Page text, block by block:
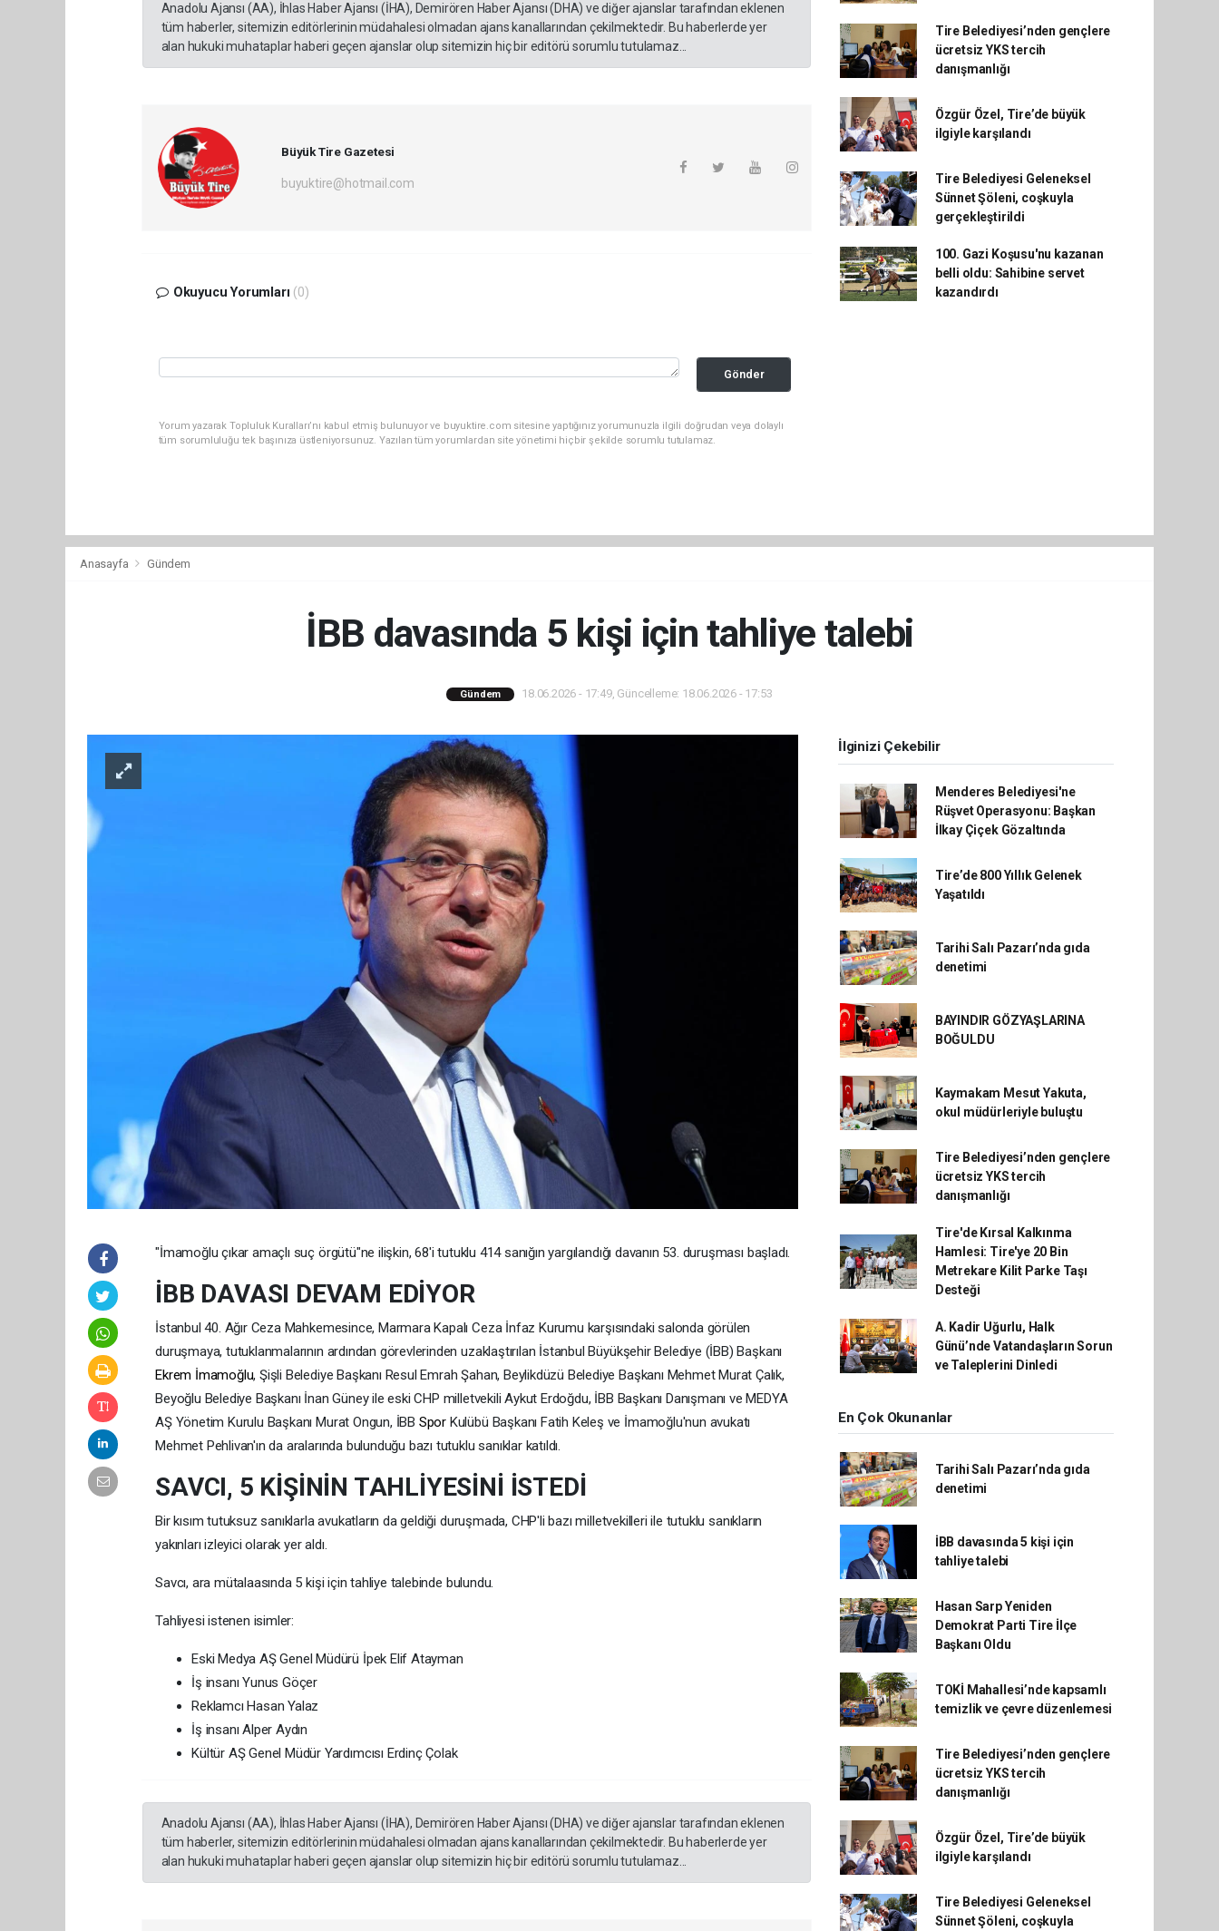
Anadolu Ajansı (AA), İhlas Haber Ajansı (İHA), Demirören Haber Ajansı (DHA) ve diğer ajanslar tarafından eklenen
tüm haberler, sitemizin editörlerinin müdahalesi olmadan ajans kanallarından çekilmektedir. Bu haberlerde yer
alan hukuki muhataplar haberi geçen ajanslar olup sitemizin hiç bir editörü sorumlu tutulamaz...
Büyük Tire Gazetesi
buyuktire@hotmail.com
Okuyucu Yorumları (0)
Gönder
Yorum yazarak Topluluk Kuralları’nı kabul etmiş bulunuyor ve buyuktire.com sitesine yaptığınız yorumunuzla ilgili doğrudan veya dolaylı
tüm sorumluluğu tek başınıza üstleniyorsunuz. Yazılan tüm yorumlardan site yönetimi hiçbir şekilde sorumlu tutulamaz.
Tire Belediyesi’nden gençlere
ücretsiz YKS tercih
danışmanlığı
Özgür Özel, Tire’de büyük
ilgiyle karşılandı
Tire Belediyesi Geleneksel
Sünnet Şöleni, coşkuyla
gerçekleştirildi
100. Gazi Koşusu'nu kazanan
belli oldu: Sahibine servet
kazandırdı
Anasayfa Gündem
İBB davasında 5 kişi için tahliye talebi
Gündem 18.06.2026 - 17:49, Güncelleme: 18.06.2026 - 17:53
"İmamoğlu çıkar amaçlı suç örgütü"ne ilişkin, 68'i tutuklu 414 sanığın yargılandığı davanın 53. duruşması başladı.
İBB DAVASI DEVAM EDİYOR
İstanbul 40. Ağır Ceza Mahkemesince, Marmara Kapalı Ceza İnfaz Kurumu karşısındaki salonda görülen
duruşmaya, tutuklanmalarının ardından görevlerinden uzaklaştırılan İstanbul Büyükşehir Belediye (İBB) Başkanı
Ekrem İmamoğlu, Şişli Belediye Başkanı Resul Emrah Şahan, Beylikdüzü Belediye Başkanı Mehmet Murat Çalık,
Beyoğlu Belediye Başkanı İnan Güney ile eski CHP milletvekili Aykut Erdoğdu, İBB Başkanı Danışmanı ve MEDYA
AŞ Yönetim Kurulu Başkanı Murat Ongun, İBB Spor Kulübü Başkanı Fatih Keleş ve İmamoğlu'nun avukatı
Mehmet Pehlivan'ın da aralarında bulunduğu bazı tutuklu sanıklar katıldı.
SAVCI, 5 KİŞİNİN TAHLİYESİNİ İSTEDİ
Bir kısım tutuksuz sanıklarla avukatların da geldiği duruşmada, CHP'li bazı milletvekilleri ile tutuklu sanıkların
yakınları izleyici olarak yer aldı.
Savcı, ara mütalaasında 5 kişi için tahliye talebinde bulundu.
Tahliyesi istenen isimler:
Eski Medya AŞ Genel Müdürü İpek Elif Atayman
İş insanı Yunus Göçer
Reklamcı Hasan Yalaz
İş insanı Alper Aydın
Kültür AŞ Genel Müdür Yardımcısı Erdinç Çolak
Anadolu Ajansı (AA), İhlas Haber Ajansı (İHA), Demirören Haber Ajansı (DHA) ve diğer ajanslar tarafından eklenen
tüm haberler, sitemizin editörlerinin müdahalesi olmadan ajans kanallarından çekilmektedir. Bu haberlerde yer
alan hukuki muhataplar haberi geçen ajanslar olup sitemizin hiç bir editörü sorumlu tutulamaz...
İlginizi Çekebilir
Menderes Belediyesi'ne
Rüşvet Operasyonu: Başkan
İlkay Çiçek Gözaltında
Tire’de 800 Yıllık Gelenek
Yaşatıldı
Tarihi Salı Pazarı’nda gıda
denetimi
BAYINDIR GÖZYAŞLARINA
BOĞULDU
Kaymakam Mesut Yakuta,
okul müdürleriyle buluştu
Tire Belediyesi’nden gençlere
ücretsiz YKS tercih
danışmanlığı
Tire'de Kırsal Kalkınma
Hamlesi: Tire'ye 20 Bin
Metrekare Kilit Parke Taşı
Desteği
A. Kadir Uğurlu, Halk
Günü’nde Vatandaşların Sorun
ve Taleplerini Dinledi
En Çok Okunanlar
Tarihi Salı Pazarı’nda gıda
denetimi
İBB davasında 5 kişi için
tahliye talebi
Hasan Sarp Yeniden
Demokrat Parti Tire İlçe
Başkanı Oldu
TOKİ Mahallesi’nde kapsamlı
temizlik ve çevre düzenlemesi
Tire Belediyesi’nden gençlere
ücretsiz YKS tercih
danışmanlığı
Özgür Özel, Tire’de büyük
ilgiyle karşılandı
Tire Belediyesi Geleneksel
Sünnet Şöleni, coşkuyla